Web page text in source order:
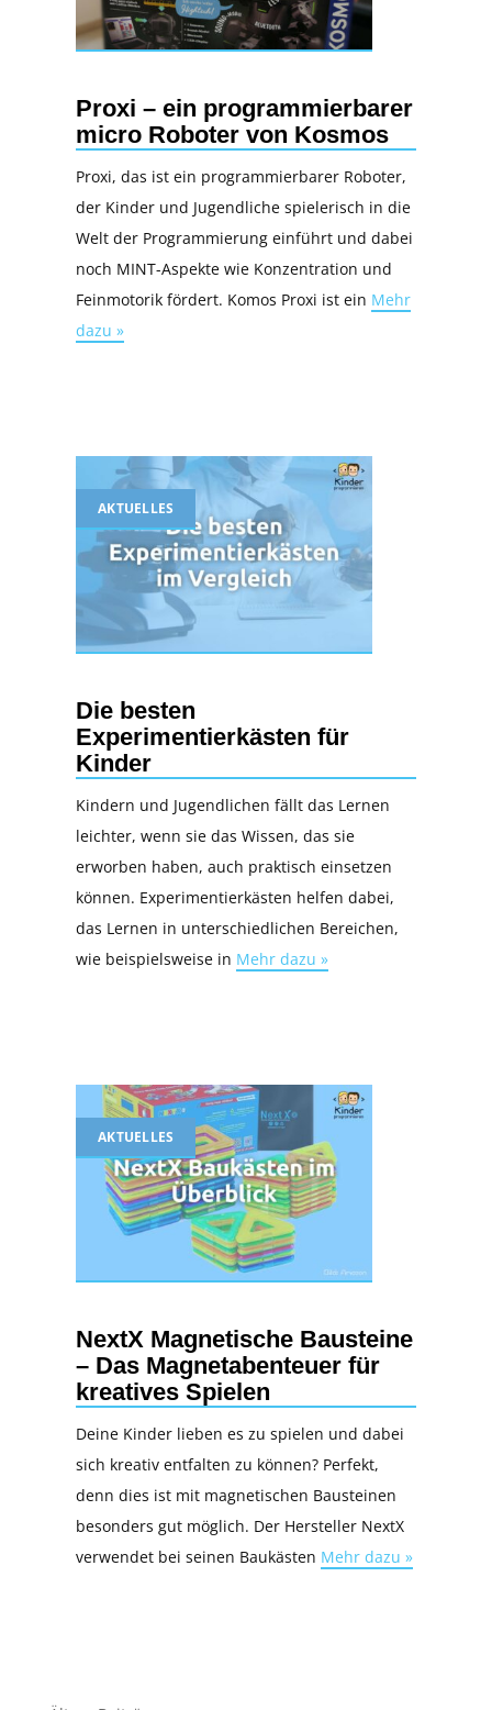
Proxi – ein programmierbarer
micro Roboter von Kosmos
Proxi, das ist ein programmierbarer Roboter,
der Kinder und Jugendliche spielerisch in die
Welt der Programmierung einführt und dabei
noch MINT-Aspekte wie Konzentration und
Feinmotorik fördert. Komos Proxi ist ein Mehr
dazu »
AKTUELLES
Die besten
Experimentierkästen für
Kinder
Kindern und Jugendlichen fällt das Lernen
leichter, wenn sie das Wissen, das sie
erworben haben, auch praktisch einsetzen
können. Experimentierkästen helfen dabei,
das Lernen in unterschiedlichen Bereichen,
wie beispielsweise in Mehr dazu »
AKTUELLES
NextX Magnetische Bausteine
– Das Magnetabenteuer für
kreatives Spielen
Deine Kinder lieben es zu spielen und dabei
sich kreativ entfalten zu können? Perfekt,
denn dies ist mit magnetischen Bausteinen
besonders gut möglich. Der Hersteller NextX
verwendet bei seinen Baukästen Mehr dazu »